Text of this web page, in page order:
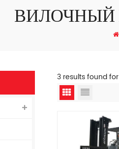
ВИЛОЧНЫЙ
3 results found for